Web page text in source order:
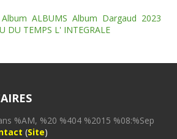
Album ALBUMS Album Dargaud 2023
DU TEMPS L' INTEGRALE
%AM, %20 %404 %2015 %08:%Sep
(Site)